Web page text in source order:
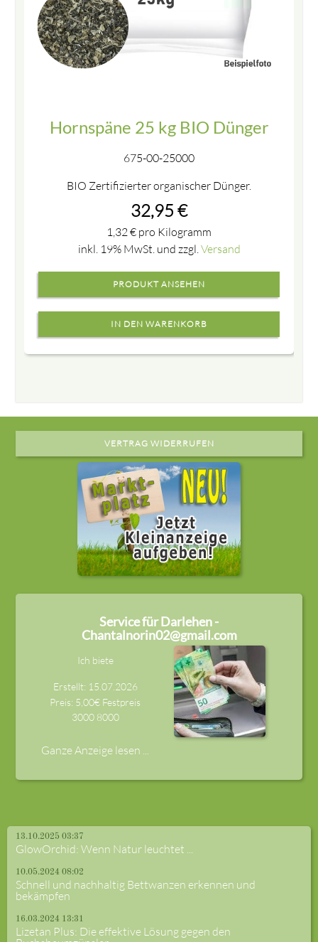
Hornspäne 25 kg BIO Dünger
675-00-25000
BIO Zertifizierter organischer Dünger.
32,95 €
1,32€ pro Kilogramm
inkl. 19% MwSt. und zzgl.Versand
PRODUKT ANSEHEN
VERTRAG WIDERRUFEN
Service für Darlehen -
Chantalnorin02@gmail.com
Ich biete
Erstellt: 15.07.2026
Preis: 5,00€ Festpreis
3000 8000
Ganze Anzeige lesen ...
13.10.2025 03:37
GlowOrchid: Wenn Natur leuchtet ...
10.05.2024 08:02
Schnell und nachhaltig Bettwanzen erkennen und
bekämpfen
16.03.2024 13:31
Lizetan Plus: Die effektive Lösung gegen den